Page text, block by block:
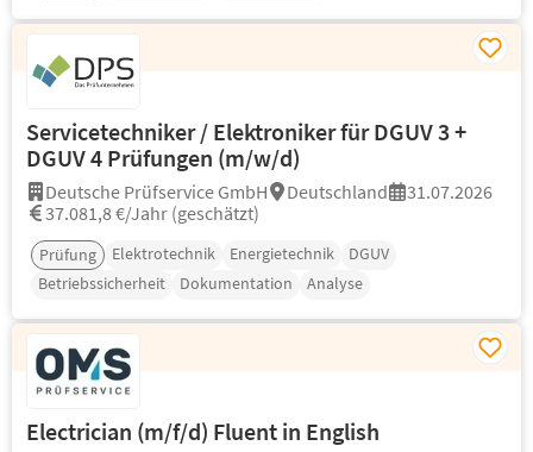
Servicetechniker / Elektroniker für DGUV 3 +
DGUV 4 Prüfungen (m/w/d)
Deutsche Prüfservice GmbH Deutschland
31.07.2026
37.081,8 €/Jahr (geschätzt)
Prüfung Elektrotechnik Energietechnik
DGUV
Betriebssicherheit
Dokumentation Analyse
Electrician (m/f/d) Fluent in English